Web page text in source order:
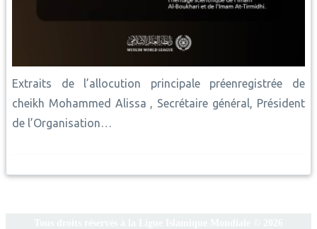
Extraits de l’allocution principale préenregistrée de
cheikh Mohammed Alissa , Secrétaire général, Président
de l’Organisation…